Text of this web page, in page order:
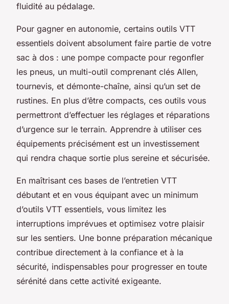
fluidité au pédalage.
Pour gagner en autonomie, certains outils VTT
essentiels doivent absolument faire partie de votre
sac à dos : une pompe compacte pour regonfler
les pneus, un multi-outil comprenant clés Allen,
tournevis, et démonte-chaîne, ainsi qu’un set de
rustines. En plus d’être compacts, ces outils vous
permettront d’effectuer les réglages et réparations
d’urgence sur le terrain. Apprendre à utiliser ces
équipements précisément est un investissement
qui rendra chaque sortie plus sereine et sécurisée.
En maîtrisant ces bases de l’entretien VTT
débutant et en vous équipant avec un minimum
d’outils VTT essentiels, vous limitez les
interruptions imprévues et optimisez votre plaisir
sur les sentiers. Une bonne préparation mécanique
contribue directement à la confiance et à la
sécurité, indispensables pour progresser en toute
sérénité dans cette activité exigeante.